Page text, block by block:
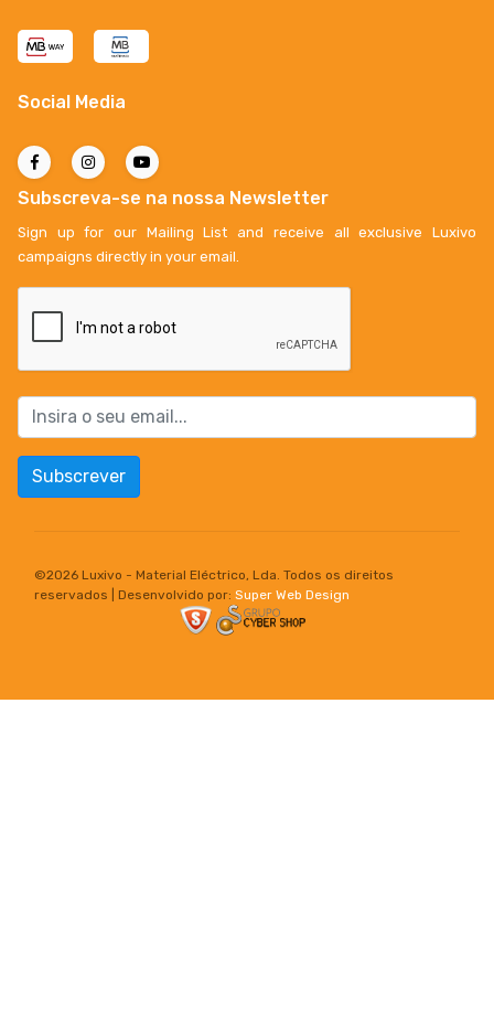
Social Media
Subscreva-se na nossa Newsletter
Sign up for our Mailing List and receive all exclusive Luxivo
campaigns directly in your email.
Subscrever
©2026 Luxivo - Material Eléctrico, Lda. Todos os direitos
reservados | Desenvolvido por: Super Web Design